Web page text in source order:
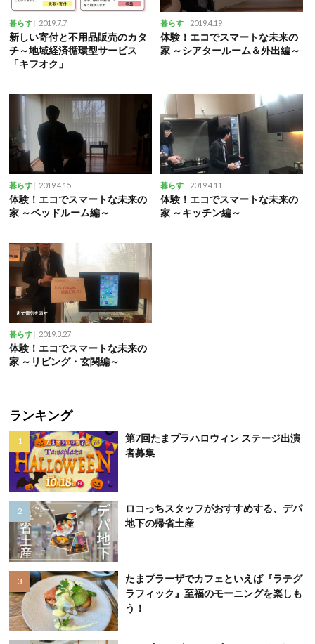
暮らす 2019.7.7
新しい寄付と不用品販売のカタ
チ～地域経済循環型サービス
「キフオク」
暮らす 2019.4.19
体験！エコでスマートな未来の
家 ～シアタールーム＆外出編～
暮らす 2019.4.15
体験！エコでスマートな未来の
家 ～ベッドルーム編～
暮らす 2019.4.11
体験！エコでスマートな未来の
家 ～キッチン編～
暮らす 2019.3.27
体験！エコでスマートな未来の
家 ～リビング・玄関編～
ランキング
第7回たまプラハロウィン ステージ出演
者募集
ロコっちスタッフがおすすめする、デパ
地下の帰省土産
たまプラーザでカフェといえば『ラテグ
ラフィック』至福のモーニングを楽しも
う！